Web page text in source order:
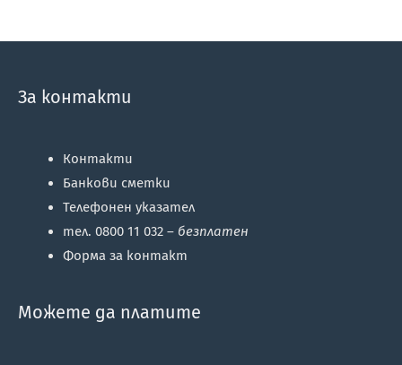
За контакти
Контакти
Банкови сметки
Телефонен указател
тел. 0800 11 032 – безплатен
Форма за контакт
Можете да платите